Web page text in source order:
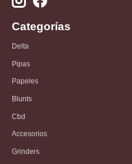
Categorías
Delta
Pipas
Papeles
Blunts
Cbd
Accesorios
Grinders